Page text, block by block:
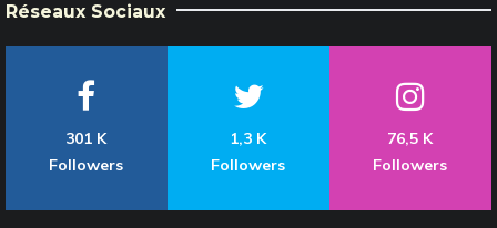
Réseaux Sociaux
301 K
Followers
1,3 K
Followers
76,5 K
Followers